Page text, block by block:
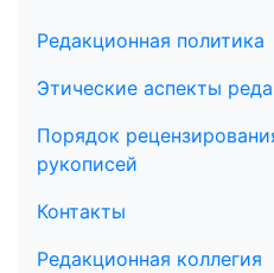
Редакционная политика
Этические аспекты
Порядок
рукописей
Контакты
Редакционная коллегия